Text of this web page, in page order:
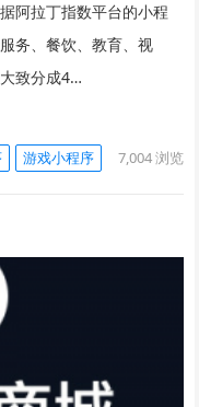
阿拉丁指数平台的小程
务、餐饮、教育、视
致分成4…
游戏小程序 7,004浏览